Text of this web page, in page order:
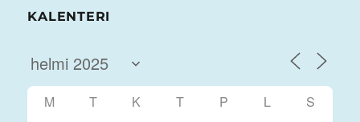
KALENTERI
M T K T P L
S